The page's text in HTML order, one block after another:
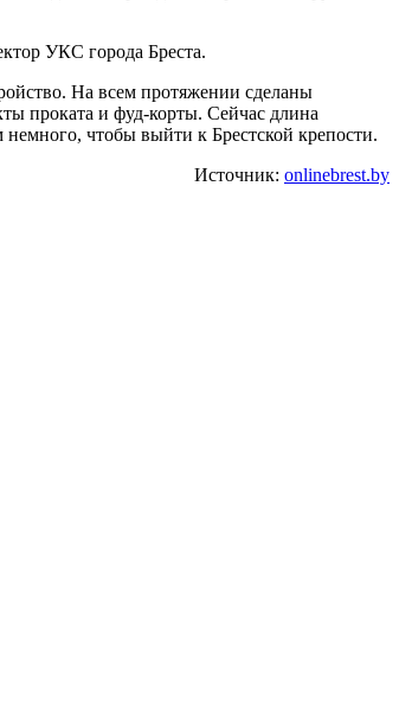
УКС города Бреста.
На всем протяжении сделаны
проката и фуд-корты. Сейчас длина
немного, чтобы выйти к Брестской крепости.
Источник: onlinebrest.by